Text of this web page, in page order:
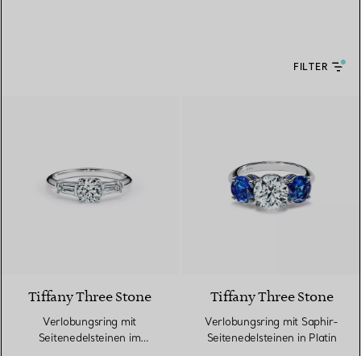
FILTER
Tiffany Three Stone
Verlobungsring mit
Seitenedelsteinen im
Tiffany Three Stone
Verlobungsring mit Saphir-
Seitenedelsteinen in Platin